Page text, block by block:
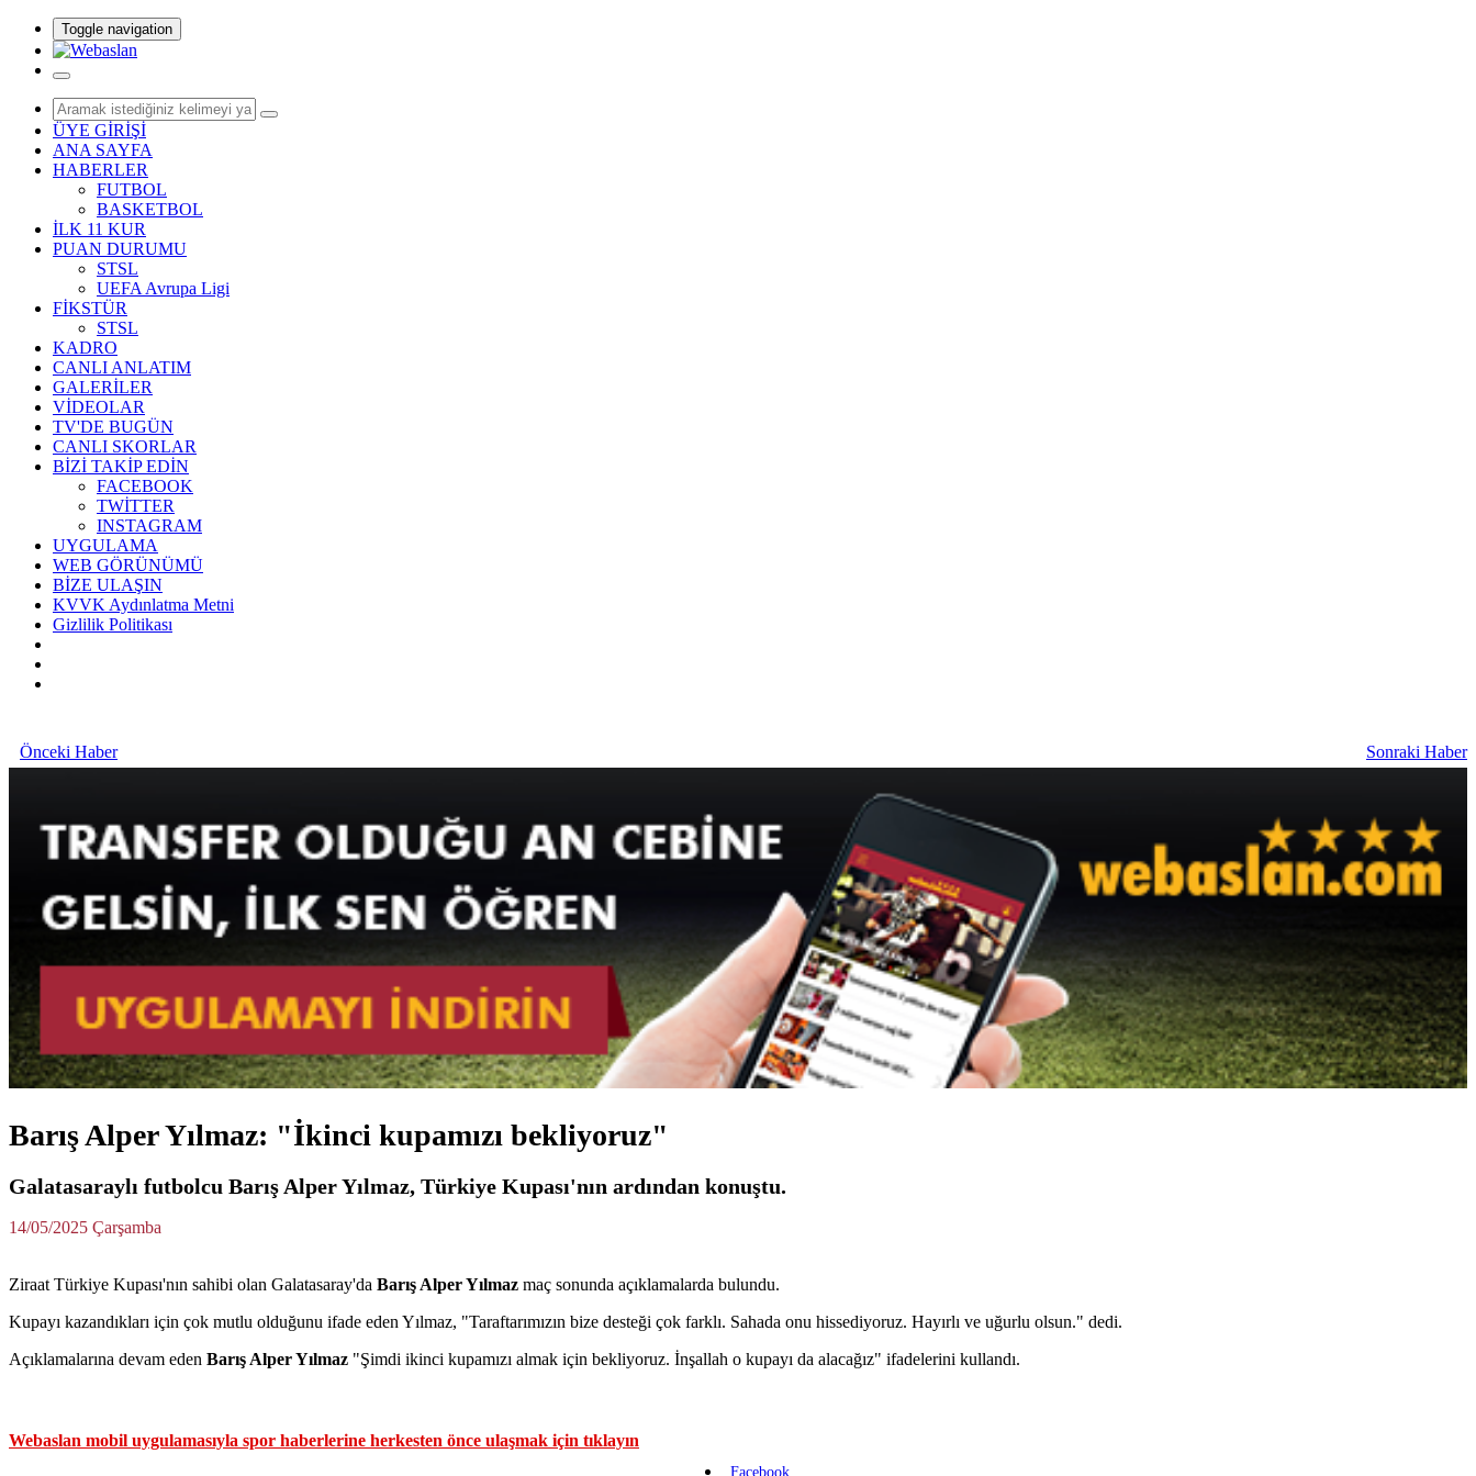
Toggle navigation
ÜYE GİRİŞİ
ANA SAYFA
HABERLER
FUTBOL
BASKETBOL
İLK 11 KUR
PUAN DURUMU
STSL
UEFA Avrupa Ligi
FİKSTÜR
STSL
KADRO
CANLI ANLATIM
GALERİLER
VİDEOLAR
TV'DE BUGÜN
CANLI SKORLAR
BİZİ TAKİP EDİN
FACEBOOK
TWİTTER
INSTAGRAM
UYGULAMA
WEB GÖRÜNÜMÜ
BİZE ULAŞIN
KVVK Aydınlatma Metni
Gizlilik Politikası
Önceki Haber Sonraki Haber
Barış Alper Yılmaz: "İkinci kupamızı bekliyoruz"
Galatasaraylı futbolcu Barış Alper Yılmaz, Türkiye Kupası'nın ardından konuştu.
14/05/2025 Çarşamba
Ziraat Türkiye Kupası'nın sahibi olan Galatasaray'da Barış Alper Yılmaz maç sonunda açıklamalarda bulundu.
Kupayı kazandıkları için çok mutlu olduğunu ifade eden Yılmaz, "Taraftarımızın bize desteği çok farklı. Sahada onu hissediyoruz. Hayırlı ve uğurlu olsun." dedi.
Açıklamalarına devam eden Barış Alper Yılmaz "Şimdi ikinci kupamızı almak için bekliyoruz. İnşallah o kupayı da alacağız" ifadelerini kullandı.
Webaslan mobil uygulamasıyla spor haberlerine herkesten önce ulaşmak için tıklayın
Facebook